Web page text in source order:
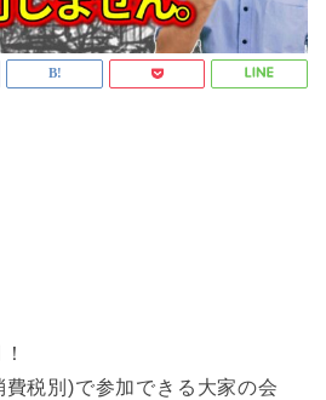
税別)で参加できる大家の会